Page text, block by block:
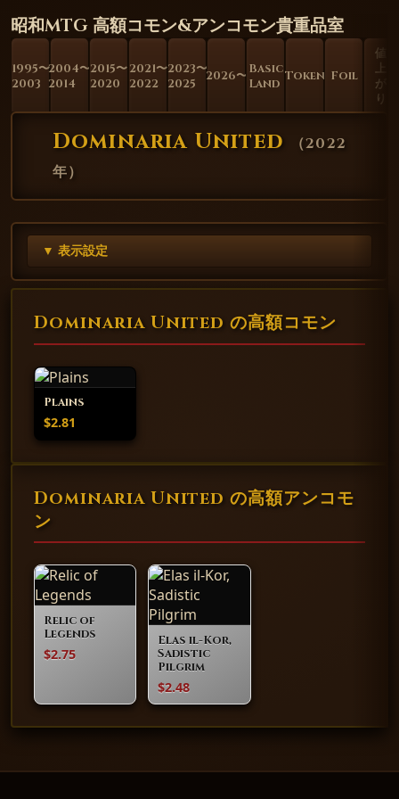
昭和MTG 高額コモン&アンコモン貴重品室
1995〜
2003
2004〜
2014
2015〜
2020
2021〜
2022
2023〜
2025
2026〜 Basic
Land Token Foil
値
上
が
り
Dominaria United （2022
年）
▼ 表示設定
Dominaria United の高額コモン
Plains
$2.81
Dominaria United の高額アンコモ
ン
Relic of
Legends
$2.75
Elas il-Kor,
Sadistic
Pilgrim
$2.48